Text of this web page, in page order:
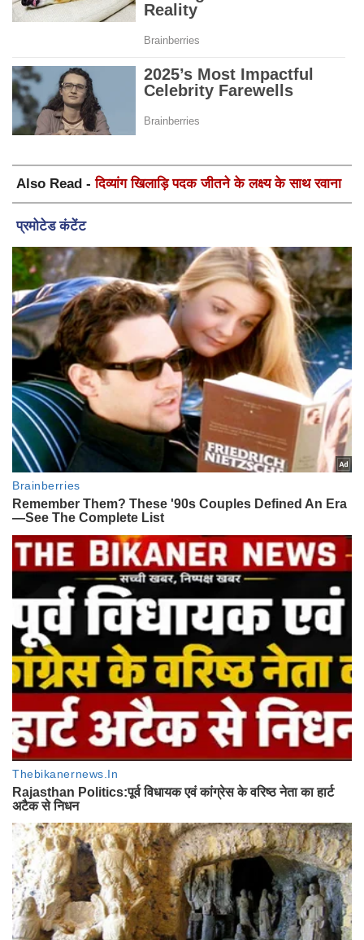
Also Read -दिव्यांग खिलाड़ि पदक जीतने के लक्ष्य के साथ रवाना